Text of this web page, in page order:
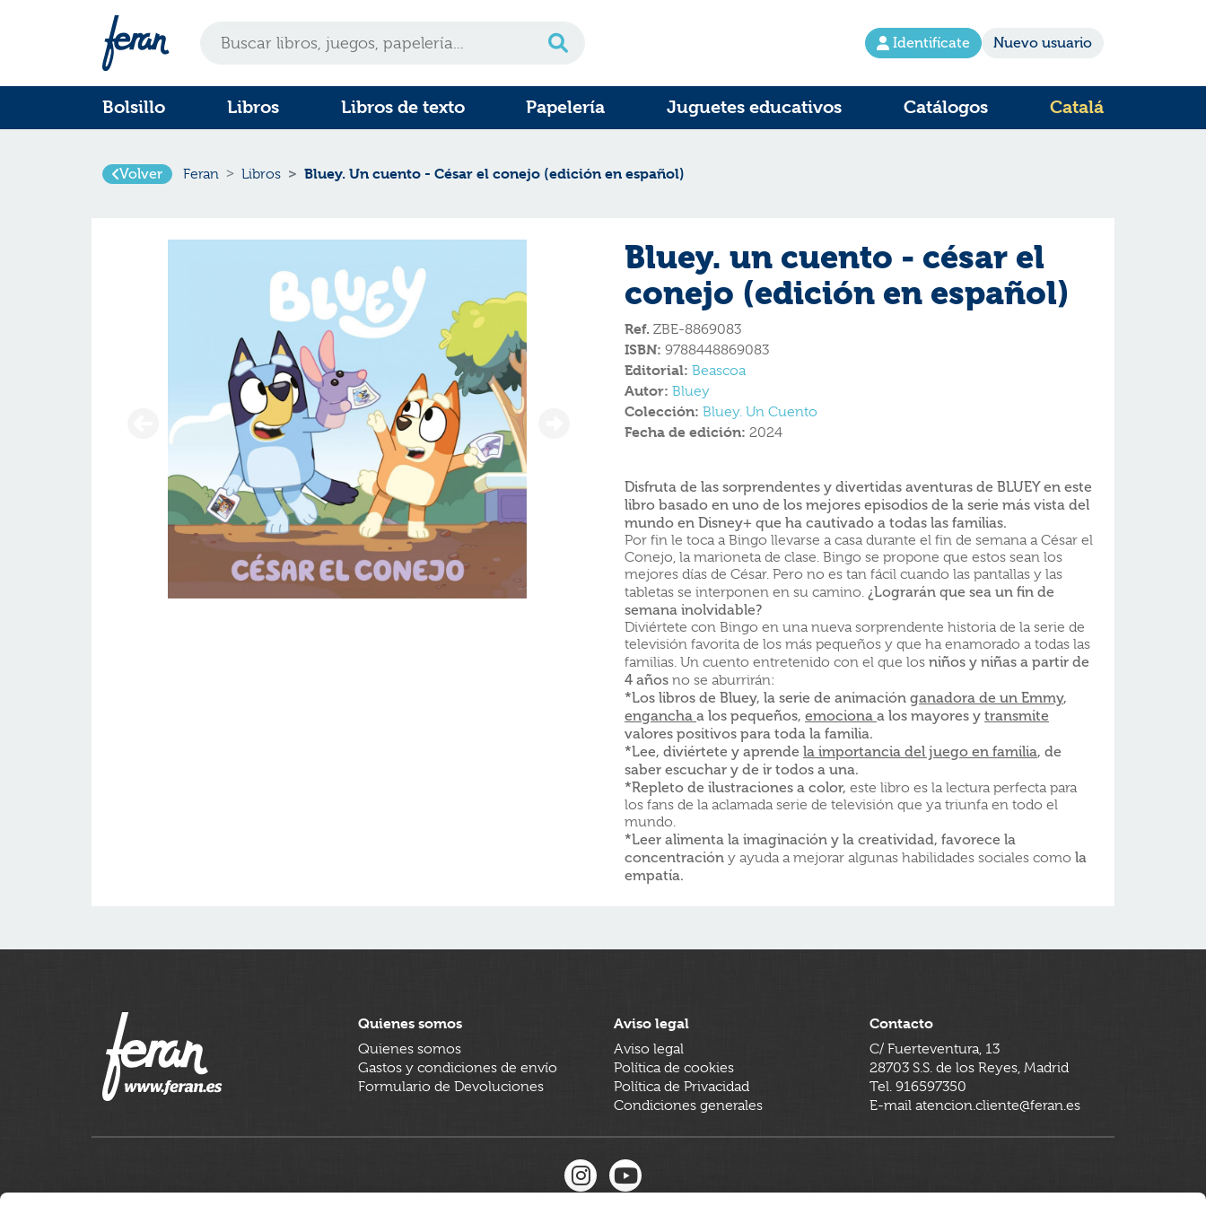
Identifícate Nuevo usuario
Bolsillo Libros Libros de texto Papelería Juguetes educativos Catálogos Catalá
Volver Feran Libros Bluey. Un cuento - César el conejo (edición en español)
Bluey. un cuento - césar el
conejo (edición en español)
Ref. ZBE-8869083
ISBN: 9788448869083
Editorial: Beascoa
Autor: Bluey
Colección: Bluey. Un Cuento
Fecha de edición: 2024
Disfruta de las sorprendentes y divertidas aventuras de BLUEY en este
libro basado en uno de los mejores episodios de la serie más vista del
mundo en Disney+ que ha cautivado a todas las familias.
Por fin le toca a Bingo llevarse a casa durante el fin de semana a César el
Conejo, la marioneta de clase. Bingo se propone que estos sean los
mejores días de César. Pero no es tan fácil cuando las pantallas y las
tabletas se interponen en su camino. ¿Lograrán que sea un fin de
semana inolvidable?
Diviértete con Bingo en una nueva sorprendente historia de la serie de
televisión favorita de los más pequeños y que ha enamorado a todas las
familias. Un cuento entretenido con el que los niños y niñas a partir de
4 años no se aburrirán:
*Los libros de Bluey, la serie de animación ganadora de un Emmy,
engancha a los pequeños, emociona a los mayores y transmite
valores positivos para toda la familia.
*Lee, diviértete y aprende la importancia del juego en familia, de
saber escuchar y de ir todos a una.
*Repleto de ilustraciones a color, este libro es la lectura perfecta para
los fans de la aclamada serie de televisión que ya triunfa en todo el
mundo.
*Leer alimenta la imaginación y la creatividad, favorece la
concentración y ayuda a mejorar algunas habilidades sociales como la
empatía.
Quienes somos
Quienes somos
Gastos y condiciones de envío
Formulario de Devoluciones
Aviso legal
Aviso legal
Política de cookies
Política de Privacidad
Condiciones generales
Contacto
C/ Fuerteventura, 13
28703 S.S. de los Reyes, Madrid
Tel. 916597350
E-mail atencion.cliente@feran.es